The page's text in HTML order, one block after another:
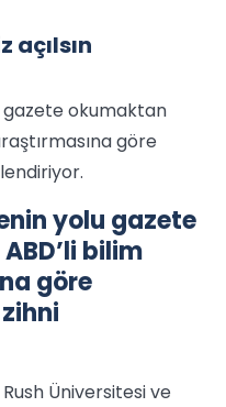
açılsın
gazete okumaktan
göre
yolu gazete
bilim
göre
Rush Üniversitesi ve